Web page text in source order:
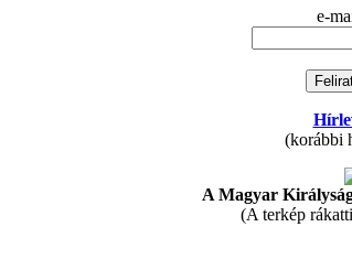
e-
(korábbi
A Magyar
(A terkép